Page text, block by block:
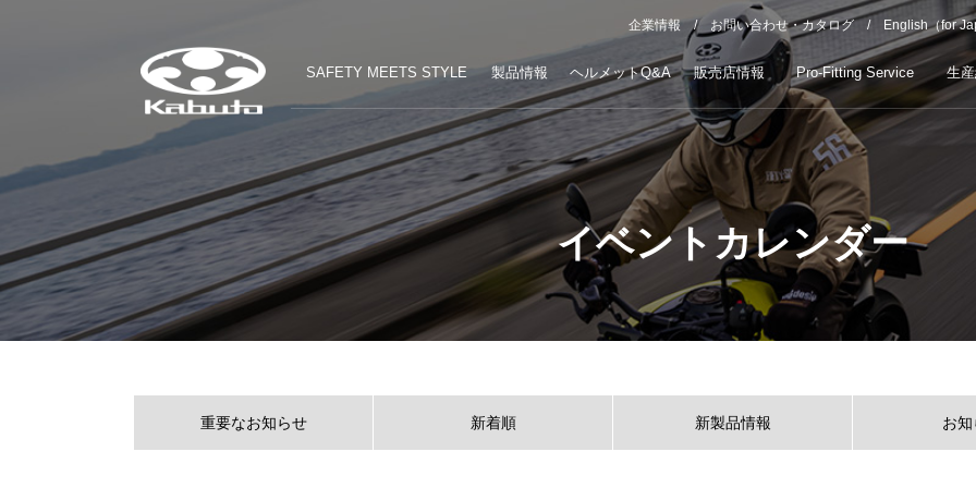
企業情報 お問い合わせ・カタログ English（for
SAFETY MEETS STYLE 製品情報 ヘルメットQ&A 販売店情報 Pro-Fitting Service 生
イベントカレンダー
重要なお知らせ 新着順 新製品情報 お